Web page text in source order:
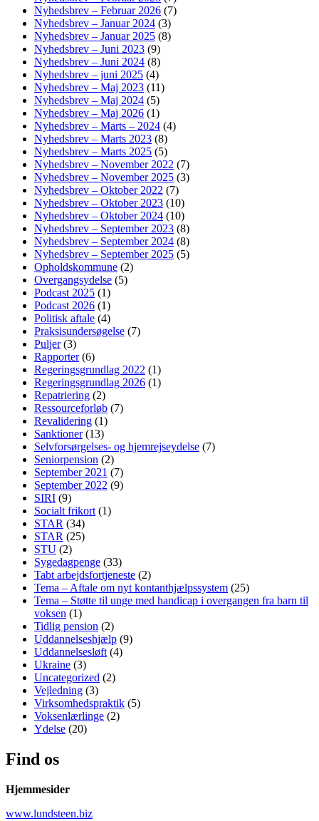
Nyhedsbrev – Februar 2026 (7)
Nyhedsbrev – Januar 2024 (3)
Nyhedsbrev – Januar 2025 (8)
Nyhedsbrev – Juni 2023 (9)
Nyhedsbrev – Juni 2024 (8)
Nyhedsbrev – juni 2025 (4)
Nyhedsbrev – Maj 2023 (11)
Nyhedsbrev – Maj 2024 (5)
Nyhedsbrev – Maj 2026 (1)
Nyhedsbrev – Marts – 2024 (4)
Nyhedsbrev – Marts 2023 (8)
Nyhedsbrev – Marts 2025 (5)
Nyhedsbrev – November 2022 (7)
Nyhedsbrev – November 2025 (3)
Nyhedsbrev – Oktober 2022 (7)
Nyhedsbrev – Oktober 2023 (10)
Nyhedsbrev – Oktober 2024 (10)
Nyhedsbrev – September 2023 (8)
Nyhedsbrev – September 2024 (8)
Nyhedsbrev – September 2025 (5)
Opholdskommune (2)
Overgangsydelse (5)
Podcast 2025 (1)
Podcast 2026 (1)
Politisk aftale (4)
Praksisundersøgelse (7)
Puljer(3)
Rapporter(6)
Regeringsgrundlag 2022 (1)
Regeringsgrundlag 2026 (1)
Repatriering (2)
Ressourceforløb (7)
Revalidering (1)
Sanktioner(13)
Selvforsørgelses- og hjemrejseydelse (7)
Seniorpension (2)
September 2021 (7)
September 2022 (9)
SIRI (9)
Socialt frikort (1)
STAR (34)
STAR (25)
STU (2)
Sygedagpenge (33)
Tabt arbejdsfortjeneste (2)
Tema – Aftale om nyt kontanthjælpssystem (25)
Tema – Støtte til unge med handicap i overgangen fra barn til
voksen (1)
Tidlig pension (2)
Uddannelseshjælp (9)
Uddannelsesløft (4)
Ukraine (3)
Uncategorized (2)
Vejledning (3)
Virksomhedspraktik (5)
Voksenlærlinge (2)
Ydelse (20)
Find os
Hjemmesider
www.lundsteen.biz